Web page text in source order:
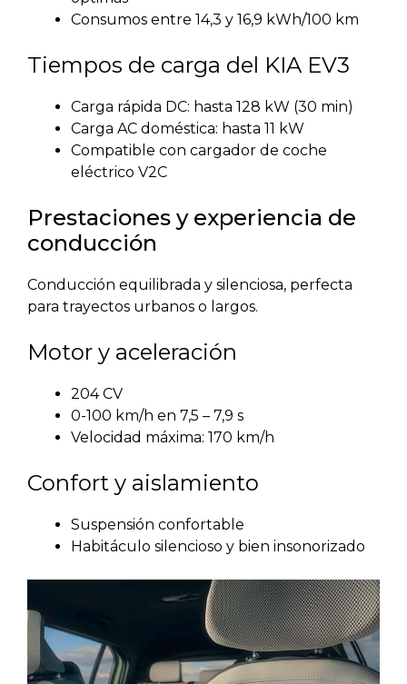
Consumos entre 14,3 y 16,9 kWh/100 km
Tiempos de carga del KIA EV3
Carga rápida DC: hasta 128 kW (30 min)
Carga AC doméstica: hasta 11 kW
Compatible con cargador de coche
eléctrico V2C
Prestaciones y experiencia de
conducción
Conducción equilibrada y silenciosa, perfecta
para trayectos urbanos o largos.
Motor y aceleración
204 CV
0-100 km/h en 7,5 – 7,9 s
Velocidad máxima: 170 km/h
Confort y aislamiento
Suspensión confortable
Habitáculo silencioso y bien insonorizado